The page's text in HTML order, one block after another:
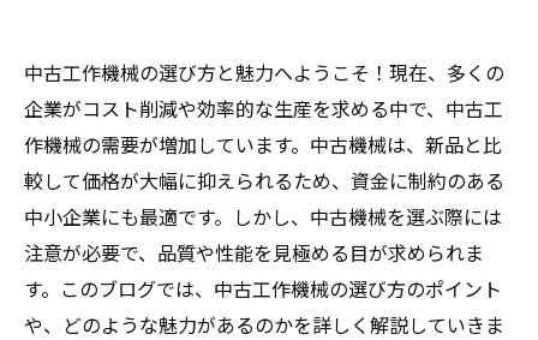
中古工作機械の選び方と魅力へようこそ！現在、多くの
企業がコスト削減や効率的な生産を求める中で、中古工
作機械の需要が増加しています。中古機械は、新品と比
較して価格が大幅に抑えられるため、資金に制約のある
中小企業にも最適です。しかし、中古機械を選ぶ際には
注意が必要で、品質や性能を見極める目が求められま
す。このブログでは、中古工作機械の選び方のポイント
や、どのような魅力があるのかを詳しく解説していきま